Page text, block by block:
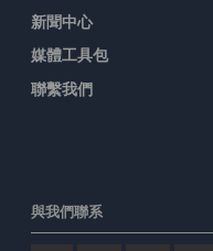
新聞中心
媒體工具包
聯繫我們
與我們聯系